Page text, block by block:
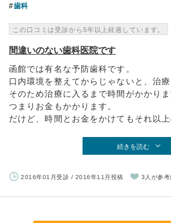
歯科
この口コミは受診から5年以上経過しています。
間違いのない歯科医院です
函館では有名な予防歯科です。
口内環境を整えてからじゃないと、治療
そのため治療に入るまで時間がかかりま
つまりお金もかかります。
だけど、時間とお金をかけてもそれ以上
続きを読む
2016年01月受診 / 2016年11月投稿 3人が参考